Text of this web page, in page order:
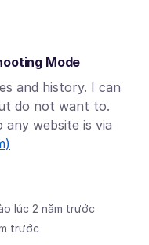
Mode
and history. I can
do not want to.
website is via
lúc 2 năm trước
trước